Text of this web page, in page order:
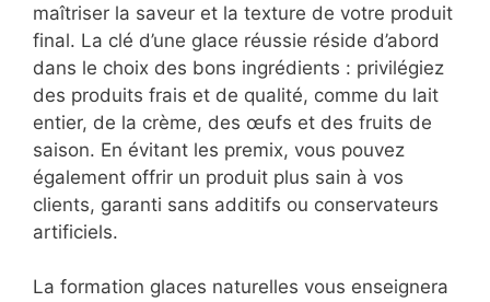
maîtriser la saveur et la texture de votre produit
final. La clé d’une glace réussie réside d’abord
dans le choix des bons ingrédients : privilégiez
des produits frais et de qualité, comme du lait
entier, de la crème, des œufs et des fruits de
saison. En évitant les premix, vous pouvez
également offrir un produit plus sain à vos
clients, garanti sans additifs ou conservateurs
artificiels.
La formation glaces naturelles vous enseignera